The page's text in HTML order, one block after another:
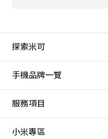
探索米可
手機品牌一覽
服務項目
小米專區